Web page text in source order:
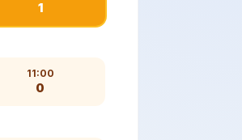
1
11:00
0